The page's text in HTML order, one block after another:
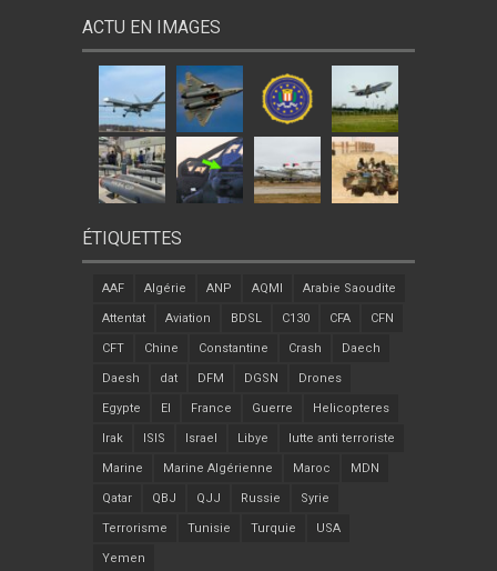
ACTU EN IMAGES
ÉTIQUETTES
AAF Algérie ANP AQMI Arabie Saoudite
Attentat Aviation BDSL C130 CFA CFN
CFT Chine Constantine Crash Daech
Daesh dat DFM DGSN Drones
Egypte EI France Guerre Helicopteres
Irak ISIS Israel Libye lutte anti terroriste
Marine Marine Algérienne Maroc MDN
Qatar QBJ QJJ Russie Syrie
Terrorisme Tunisie Turquie USA
Yemen